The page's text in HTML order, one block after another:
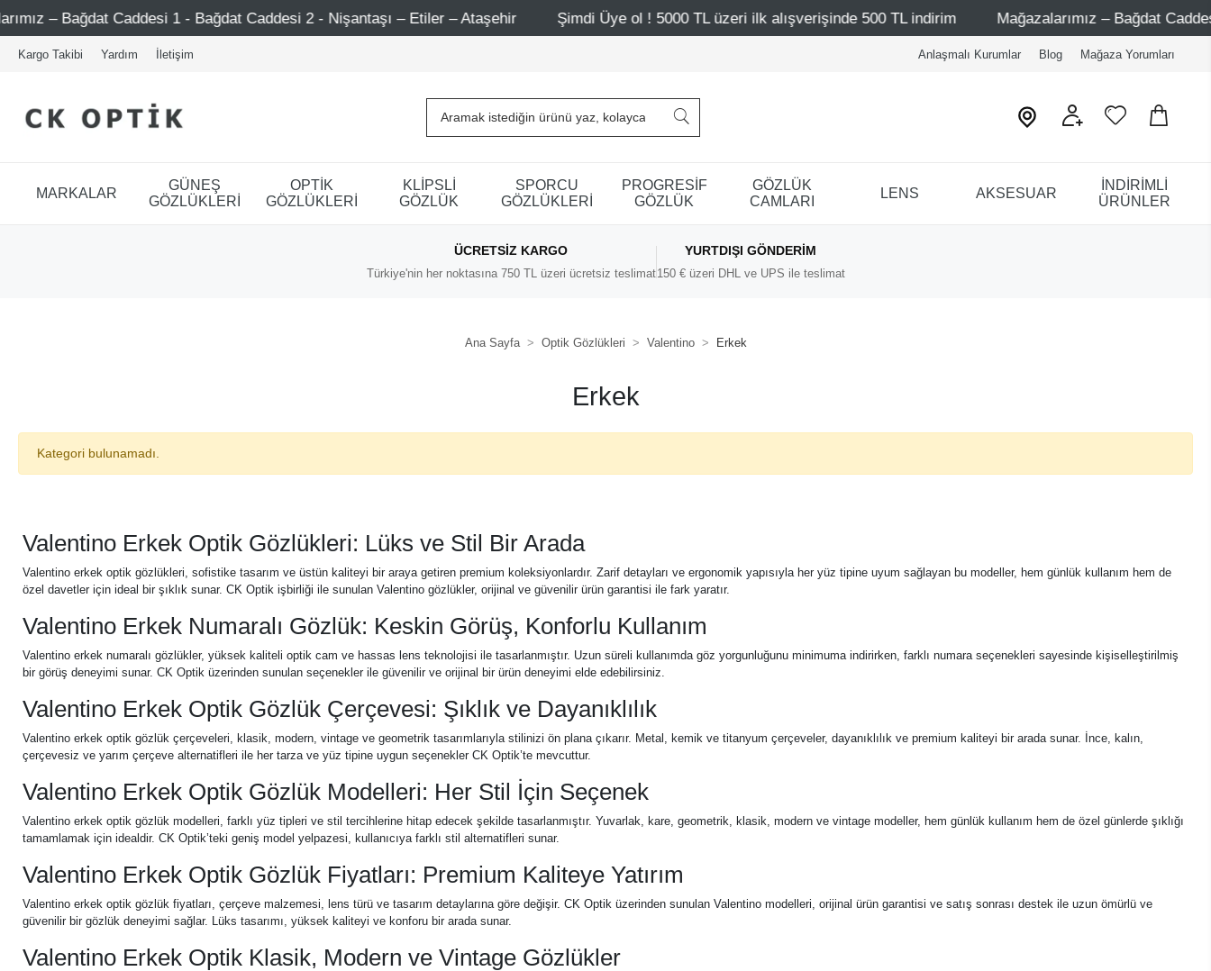
Bağdat Caddesi 1 - Bağdat Caddesi 2 - Nişantaşı – Etiler – Ataşehir Şimdi Üye ol ! 5000 TL üzeri ilk alışverişinde 500 TL indirim Mağazalarımız – Bağdat Caddesi 1 -
Kargo Takibi Yardım İletişim Anlaşmalı Kurumlar Blog Mağaza Yorumları
MARKALAR
GÜNEŞ
GÖZLÜKLERİ
OPTİK
GÖZLÜKLERİ
KLİPSLİ
GÖZLÜK
SPORCU
GÖZLÜKLERİ
PROGRESİF
GÖZLÜK
GÖZLÜK
CAMLARI
LENS AKSESUAR
İNDİRİMLİ
ÜRÜNLER
ÜCRETSIZ KARGO
Türkiye'nin her noktasına 750 TL üzeri ücretsiz teslimat
YURTDIŞI GÖNDERIM
150 € üzeri DHL ve UPS ile teslimat
Ana Sayfa Optik Gözlükleri Valentino Erkek
Erkek
Kategori bulunamadı.
Valentino Erkek Optik Gözlükleri: Lüks ve Stil Bir Arada
Valentino erkek optik gözlükleri, sofistike tasarım ve üstün kaliteyi bir araya getiren premium koleksiyonlardır. Zarif detayları ve ergonomik yapısıyla her yüz tipine uyum sağlayan bu modeller, hem günlük kullanım hem de
özel davetler için ideal bir şıklık sunar. CK Optik işbirliği ile sunulan Valentino gözlükler, orijinal ve güvenilir ürün garantisi ile fark yaratır.
Valentino Erkek Numaralı Gözlük: Keskin Görüş, Konforlu Kullanım
Valentino erkek numaralı gözlükler, yüksek kaliteli optik cam ve hassas lens teknolojisi ile tasarlanmıştır. Uzun süreli kullanımda göz yorgunluğunu minimuma indirirken, farklı numara seçenekleri sayesinde kişiselleştirilmiş
bir görüş deneyimi sunar. CK Optik üzerinden sunulan seçenekler ile güvenilir ve orijinal bir ürün deneyimi elde edebilirsiniz.
Valentino Erkek Optik Gözlük Çerçevesi: Şıklık ve Dayanıklılık
Valentino erkek optik gözlük çerçeveleri, klasik, modern, vintage ve geometrik tasarımlarıyla stilinizi ön plana çıkarır. Metal, kemik ve titanyum çerçeveler, dayanıklılık ve premium kaliteyi bir arada sunar. İnce, kalın,
çerçevesiz ve yarım çerçeve alternatifleri ile her tarza ve yüz tipine uygun seçenekler CK Optik’te mevcuttur.
Valentino Erkek Optik Gözlük Modelleri: Her Stil İçin Seçenek
Valentino erkek optik gözlük modelleri, farklı yüz tipleri ve stil tercihlerine hitap edecek şekilde tasarlanmıştır. Yuvarlak, kare, geometrik, klasik, modern ve vintage modeller, hem günlük kullanım hem de özel günlerde şıklığı
tamamlamak için idealdir. CK Optik’teki geniş model yelpazesi, kullanıcıya farklı stil alternatifleri sunar.
Valentino Erkek Optik Gözlük Fiyatları: Premium Kaliteye Yatırım
Valentino erkek optik gözlük fiyatları, çerçeve malzemesi, lens türü ve tasarım detaylarına göre değişir. CK Optik üzerinden sunulan Valentino modelleri, orijinal ürün garantisi ve satış sonrası destek ile uzun ömürlü ve
güvenilir bir gözlük deneyimi sağlar. Lüks tasarımı, yüksek kaliteyi ve konforu bir arada sunar.
Valentino Erkek Optik Klasik, Modern ve Vintage Gözlükler